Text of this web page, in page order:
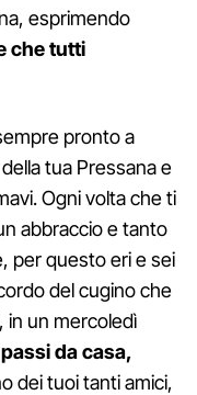
esprimendo
che tutti
pronto a
tua Pressana e
Ogni volta che ti
abbraccio e tanto
per questo eri e sei
del cugino che
in un mercoledì
da casa,
dei tuoi tanti amici,